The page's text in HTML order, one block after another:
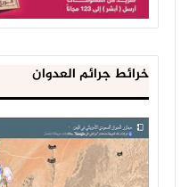
خرائط جرائم العدوان